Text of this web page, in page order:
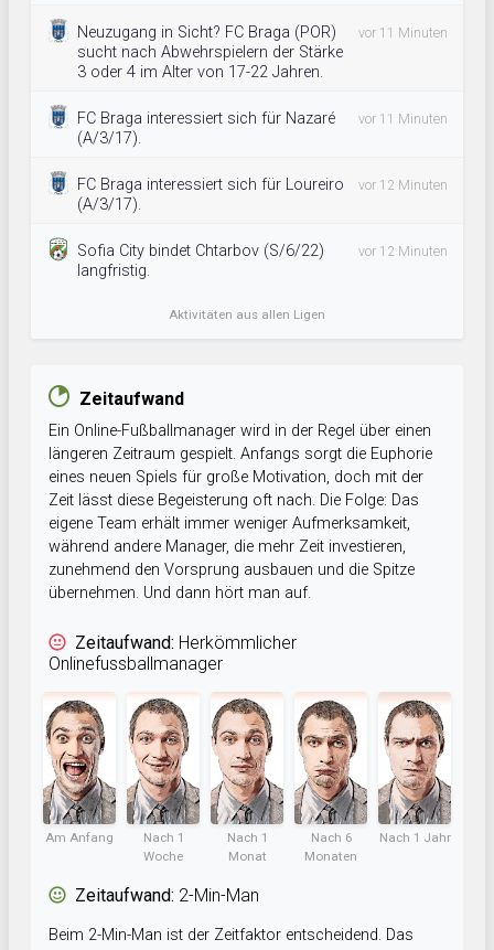
Neuzugang in Sicht? FC Braga (POR)
sucht nach Abwehrspielern der Stärke
3 oder 4 im Alter von 17-22 Jahren.
vor 11 Minuten
FC Braga interessiert sich für Nazaré
(A/3/17).
vor 11 Minuten
FC Braga interessiert sich für Loureiro
(A/3/17).
vor 12 Minuten
Sofia City bindet Chtarbov (S/6/22)
langfristig.
vor 12 Minuten
Aktivitäten aus allen Ligen
Zeitaufwand
Ein Online-Fußballmanager wird in der Regel über einen
längeren Zeitraum gespielt. Anfangs sorgt die Euphorie
eines neuen Spiels für große Motivation, doch mit der
Zeit lässt diese Begeisterung oft nach. Die Folge: Das
eigene Team erhält immer weniger Aufmerksamkeit,
während andere Manager, die mehr Zeit investieren,
zunehmend den Vorsprung ausbauen und die Spitze
übernehmen. Und dann hört man auf.
Zeitaufwand: Herkömmlicher
Onlinefussballmanager
Am Anfang
Nach 1
Woche
Nach 1
Monat
Nach 6
Monaten
Nach 1 Jahr
Zeitaufwand: 2-Min-Man
Beim 2-Min-Man ist der Zeitfaktor entscheidend. Das